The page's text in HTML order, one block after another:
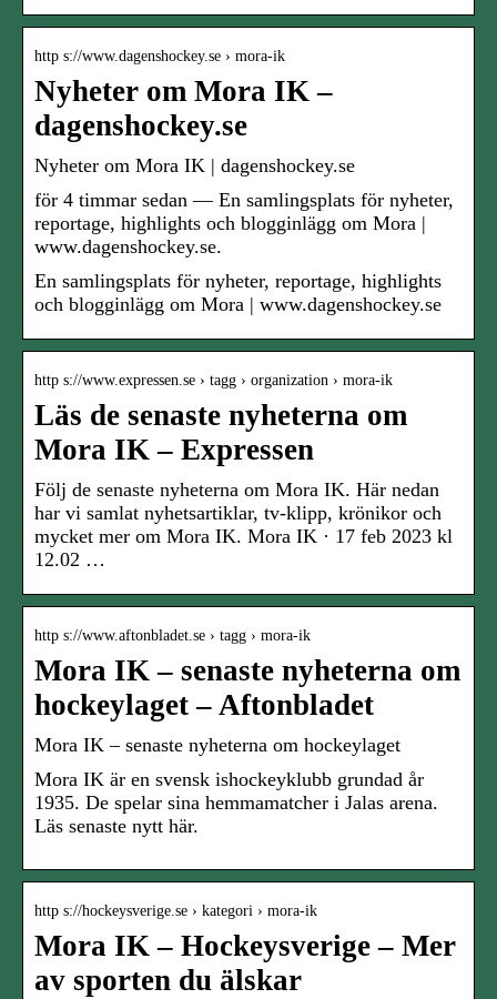
http s://www.dagenshockey.se › mora-ik
Nyheter om Mora IK –
dagenshockey.se
Nyheter om Mora IK | dagenshockey.se
för 4 timmar sedan — En samlingsplats för nyheter,
reportage, highlights och blogginlägg om Mora |
www.dagenshockey.se.
En samlingsplats för nyheter, reportage, highlights
och blogginlägg om Mora | www.dagenshockey.se
http s://www.expressen.se › tagg › organization › mora-ik
Läs de senaste nyheterna om
Mora IK – Expressen
Följ de senaste nyheterna om Mora IK. Här nedan
har vi samlat nyhetsartiklar, tv-klipp, krönikor och
mycket mer om Mora IK. Mora IK · 17 feb 2023 kl
12.02 …
http s://www.aftonbladet.se › tagg › mora-ik
Mora IK – senaste nyheterna om
hockeylaget – Aftonbladet
Mora IK – senaste nyheterna om hockeylaget
Mora IK är en svensk ishockeyklubb grundad år
1935. De spelar sina hemmamatcher i Jalas arena.
Läs senaste nytt här.
http s://hockeysverige.se › kategori › mora-ik
Mora IK – Hockeysverige – Mer
av sporten du älskar